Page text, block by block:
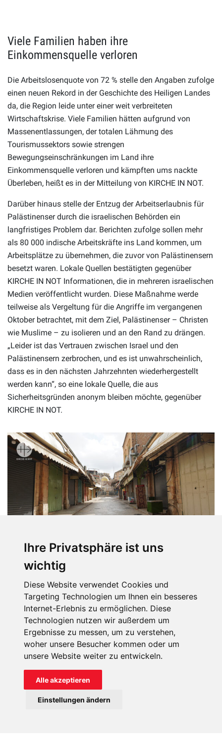
Ihre Privatsphäre ist uns
wichtig
Diese Website verwendet Cookies und
Targeting Technologien um Ihnen ein besseres
Internet-Erlebnis zu ermöglichen. Diese
Technologien nutzen wir außerdem um
Ergebnisse zu messen, um zu verstehen,
woher unsere Besucher kommen oder um
unsere Website weiter zu entwickeln.
Alle akzeptieren
Einstellungen ändern
Viele Familien haben ihre
Einkommensquelle verloren
Die Arbeitslosenquote von 72 % stelle den Angaben zufolge
einen neuen Rekord in der Geschichte des Heiligen Landes
da, die Region leide unter einer weit verbreiteten
Wirtschaftskrise. Viele Familien hätten aufgrund von
Massenentlassungen, der totalen Lähmung des
Tourismussektors sowie strengen
Bewegungseinschränkungen im Land ihre
Einkommensquelle verloren und kämpften ums nackte
Überleben, heißt es in der Mitteilung von KIRCHE IN NOT.
Darüber hinaus stelle der Entzug der Arbeitserlaubnis für
Palästinenser durch die israelischen Behörden ein
langfristiges Problem dar. Berichten zufolge sollen mehr
als 80 000 indische Arbeitskräfte ins Land kommen, um
Arbeitsplätze zu übernehmen, die zuvor von Palästinensern
besetzt waren. Lokale Quellen bestätigten gegenüber
KIRCHE IN NOT Informationen, die in mehreren israelischen
Medien veröffentlicht wurden. Diese Maßnahme werde
teilweise als Vergeltung für die Angriffe im vergangenen
Oktober betrachtet, mit dem Ziel, Palästinenser – Christen
wie Muslime – zu isolieren und an den Rand zu drängen.
„Leider ist das Vertrauen zwischen Israel und den
Palästinensern zerbrochen, und es ist unwahrscheinlich,
dass es in den nächsten Jahrzehnten wiederhergestellt
werden kann“, so eine lokale Quelle, die aus
Sicherheitsgründen anonym bleiben möchte, gegenüber
KIRCHE IN NOT.
Leere Einkaufsstraße in Muristan, einem christlichen Viertel von
Jerusalem, in der Nähe des Heiligen Grabes in der Altstadt ©
Andreas Hermann Fritsch
BEWIRKEN SIE WUNDER – HELFEN SIE
MIT IHRER SPENDE DEN
NOTLEIDENDEN CHRISTEN IM HEILIGEN
LAND